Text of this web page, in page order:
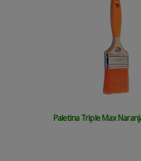
Paletina Triple Max